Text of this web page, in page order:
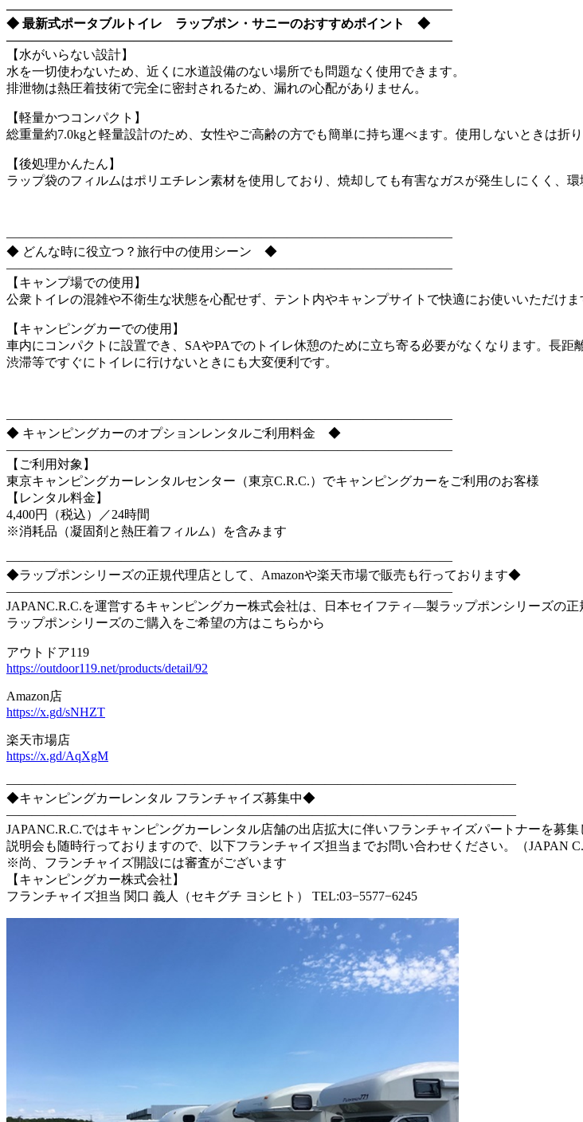
―――――――――――――――――――――――――――――――――――
◆ 最新式ポータブルトイレ ラップポン・サニーのおすすめポイント ◆
―――――――――――――――――――――――――――――――――――
【水がいらない設計】
水を一切使わないため、近くに水道設備のない場所でも問題なく使用できます。
排泄物は熱圧着技術で完全に密封されるため、漏れの心配がありません。
【軽量かつコンパクト】
総重量約7.0kgと軽量設計のため、女性やご高齢の方でも簡単に持ち運べます。使用しないときは折
【後処理かんたん】
ラップ袋のフィルムはポリエチレン素材を使用しており、焼却しても有害なガスが発生しにくく、
―――――――――――――――――――――――――――――――――――
◆ どんな時に役立つ？旅行中の使用シーン ◆
―――――――――――――――――――――――――――――――――――
【キャンプ場での使用】
公衆トイレの混雑や不衛生な状態を心配せず、テント内やキャンプサイトで快適にお使いいただけま
【キャンピングカーでの使用】
車内にコンパクトに設置でき、SAやPAでのトイレ休憩のために立ち寄る必要がなくなります。長距
渋滞等ですぐにトイレに行けないときにも大変便利です。
―――――――――――――――――――――――――――――――――――
◆ キャンピングカーのオプションレンタルご利用料金 ◆
―――――――――――――――――――――――――――――――――――
【ご利用対象】
東京キャンピングカーレンタルセンター（東京C.R.C.）でキャンピングカーをご利用のお客様
【レンタル料金】
4,400円（税込）／24時間
※消耗品（凝固剤と熱圧着フィルム）を含みます
―――――――――――――――――――――――――――――――――――
◆ラップポンシリーズの正規代理店として、Amazonや楽天市場で販売も行っております◆
―――――――――――――――――――――――――――――――――――
JAPANC.R.C.を運営するキャンピングカー株式会社は、日本セイフティ―製ラップポンシリーズの
ラップポンシリーズのご購入をご希望の方はこちらから
アウトドア119
https://outdoor119.net/products/detail/92
Amazon店
https://x.gd/sNHZT
楽天市場店
https://x.gd/AqXgM
――――――――――――――――――――――――――――――――――――――――
◆キャンピングカーレンタル フランチャイズ募集中◆
――――――――――――――――――――――――――――――――――――――――
JAPANC.R.C.ではキャンピングカーレンタル店舗の出店拡大に伴いフランチャイズパートナーを募集
説明会も随時行っておりますので、以下フランチャイズ担当までお問い合わせください。（JAPAN
※尚、フランチャイズ開設には審査がございます
【キャンピングカー株式会社】
フランチャイズ担当 関口 義人（セキグチ ヨシヒト） TEL:03−5577−6245